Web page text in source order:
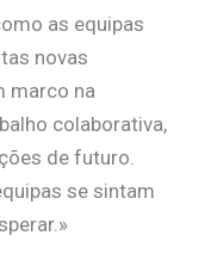
as equipas
novas
marco na
colaborativa,
de futuro.
se sintam